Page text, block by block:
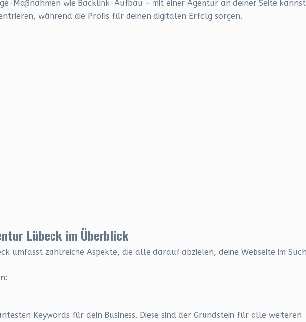
Maßnahmen wie Backlink-Aufbau – mit einer Agentur an deiner Seite
während die Profis für deinen digitalen Erfolg sorgen.
Lübeck im Überblick
umfasst zahlreiche Aspekte, die alle darauf abzielen, deine Webseite im
Keywords für dein Business. Diese sind der Grundstein für alle weiteren